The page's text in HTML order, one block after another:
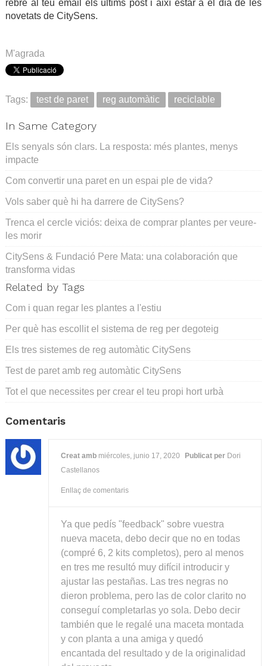
rebre al teu email els últims post i així estar a el dia de les
novetats de CitySens.
M'agrada
Tags: test de paret reg automàtic reciclable
In Same Category
Els senyals són clars. La resposta: més plantes, menys
impacte
Com convertir una paret en un espai ple de vida?
Vols saber què hi ha darrere de CitySens?
Trenca el cercle viciós: deixa de comprar plantes per veure-
les morir
CitySens & Fundació Pere Mata: una colaboración que
transforma vidas
Related by Tags
Com i quan regar les plantes a l'estiu
Per què has escollit el sistema de reg per degoteig
Els tres sistemes de reg automàtic CitySens
Test de paret amb reg automàtic CitySens
Tot el que necessites per crear el teu propi hort urbà
Comentaris
Creat amb miércoles, junio 17, 2020 Publicat per Dori
Castellanos
Enllaç de comentaris
Ya que pedís "feedback" sobre vuestra
nueva maceta, debo decir que no en todas
(compré 6, 2 kits completos), pero al menos
en tres me resultó muy difícil introducir y
ajustar las pestañas. Las tres negras no
dieron problema, pero las de color clarito no
conseguí completarlas yo sola. Debo decir
también que le regalé una maceta montada
y con planta a una amiga y quedó
encantada del resultado y de la originalidad